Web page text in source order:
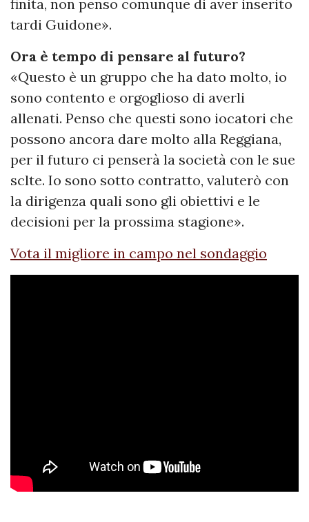
finita, non penso comunque di aver inserito
tardi Guidone».
Ora è tempo di pensare al futuro?
«Questo è un gruppo che ha dato molto, io
sono contento e orgoglioso di averli
allenati. Penso che questi sono iocatori che
possono ancora dare molto alla Reggiana,
per il futuro ci penserà la società con le sue
sclte. Io sono sotto contratto, valuterò con
la dirigenza quali sono gli obiettivi e le
decisioni per la prossima stagione».
Vota il migliore in campo nel sondaggio